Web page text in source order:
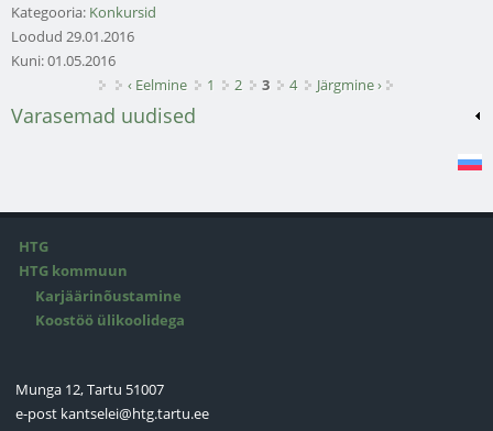
Kategooria: Konkursid
Loodud 29.01.2016
Kuni:01.05.2016
‹ Eelmine 1 2 3 4 Järgmine ›
Varasemad uudised
HTG
HTG kommuun
Karjäärinõustamine
Koostöö ülikoolidega
Munga 12, Tartu 51007
e-post kantselei@htg.tartu.ee